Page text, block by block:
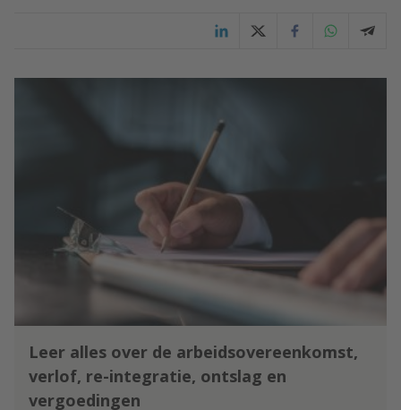
Leer alles over de arbeidsovereenkomst,
verlof, re-integratie, ontslag en
vergoedingen